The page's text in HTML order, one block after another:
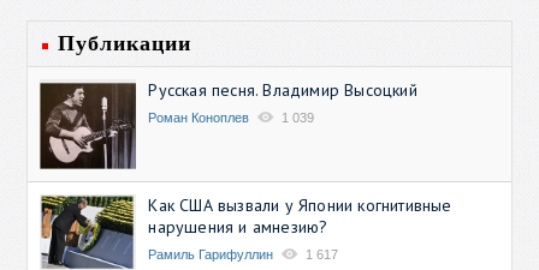
Публикации
Русская песня. Владимир Высоцкий
Роман Коноплев 1 039
Как США вызвали у Японии когнитивные
нарушения и амнезию?
Рамиль Гарифуллин 1 617